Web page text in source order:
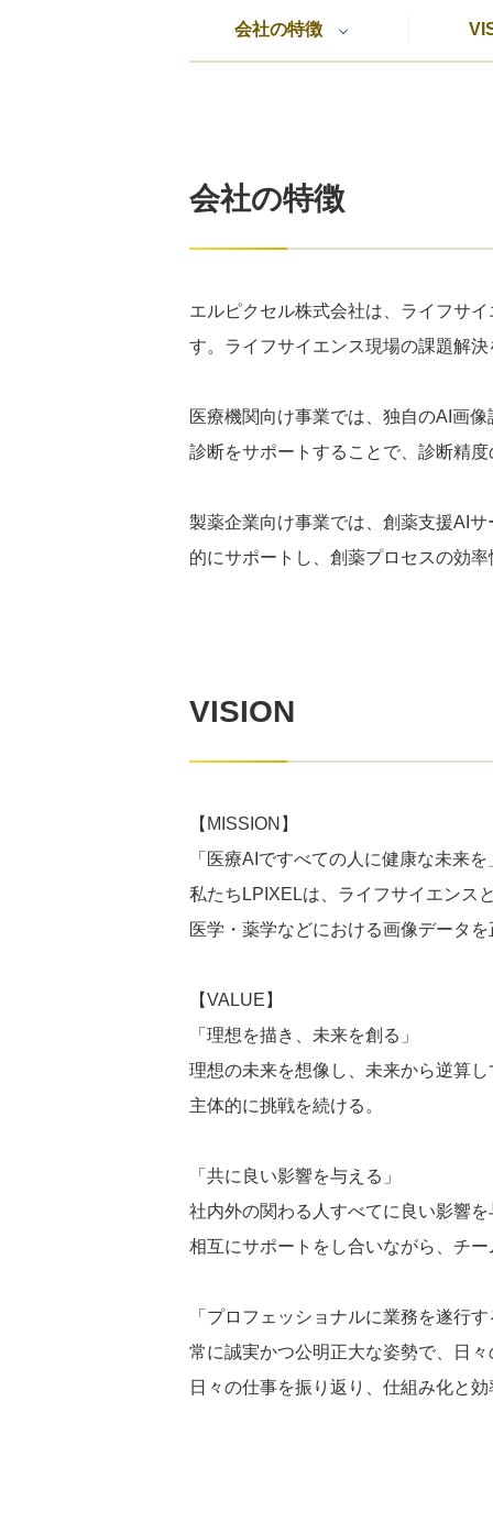
会社の特徴
会社の特徴
エルピクセル株式会社は、ライフサ
す。ライフサイエンス現場の課題解
医療機関向け事業では、独自のAI画
診断をサポートすることで、診断精
製薬企業向け事業では、創薬支援AI
的にサポートし、創薬プロセスの効
VISION
【MISSION】
「医療AIですべての人に健康な未来を
私たちLPIXELは、ライフサイエンス
医学・薬学などにおける画像データ
【VALUE】
「理想を描き、未来を創る」
理想の未来を想像し、未来から逆算
主体的に挑戦を続ける。
「共に良い影響を与える」
社内外の関わる人すべてに良い影響
相互にサポートをし合いながら、チ
「プロフェッショナルに業務を遂行
常に誠実かつ公明正大な姿勢で、日
日々の仕事を振り返り、仕組み化と